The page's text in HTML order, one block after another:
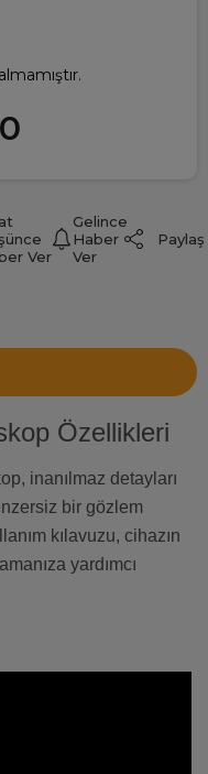
Ver
Gelince
Haber
Ver
Paylaş
Özellikleri
inanılmaz detayları
bir gözlem
kılavuzu, cihazın
yardımcı